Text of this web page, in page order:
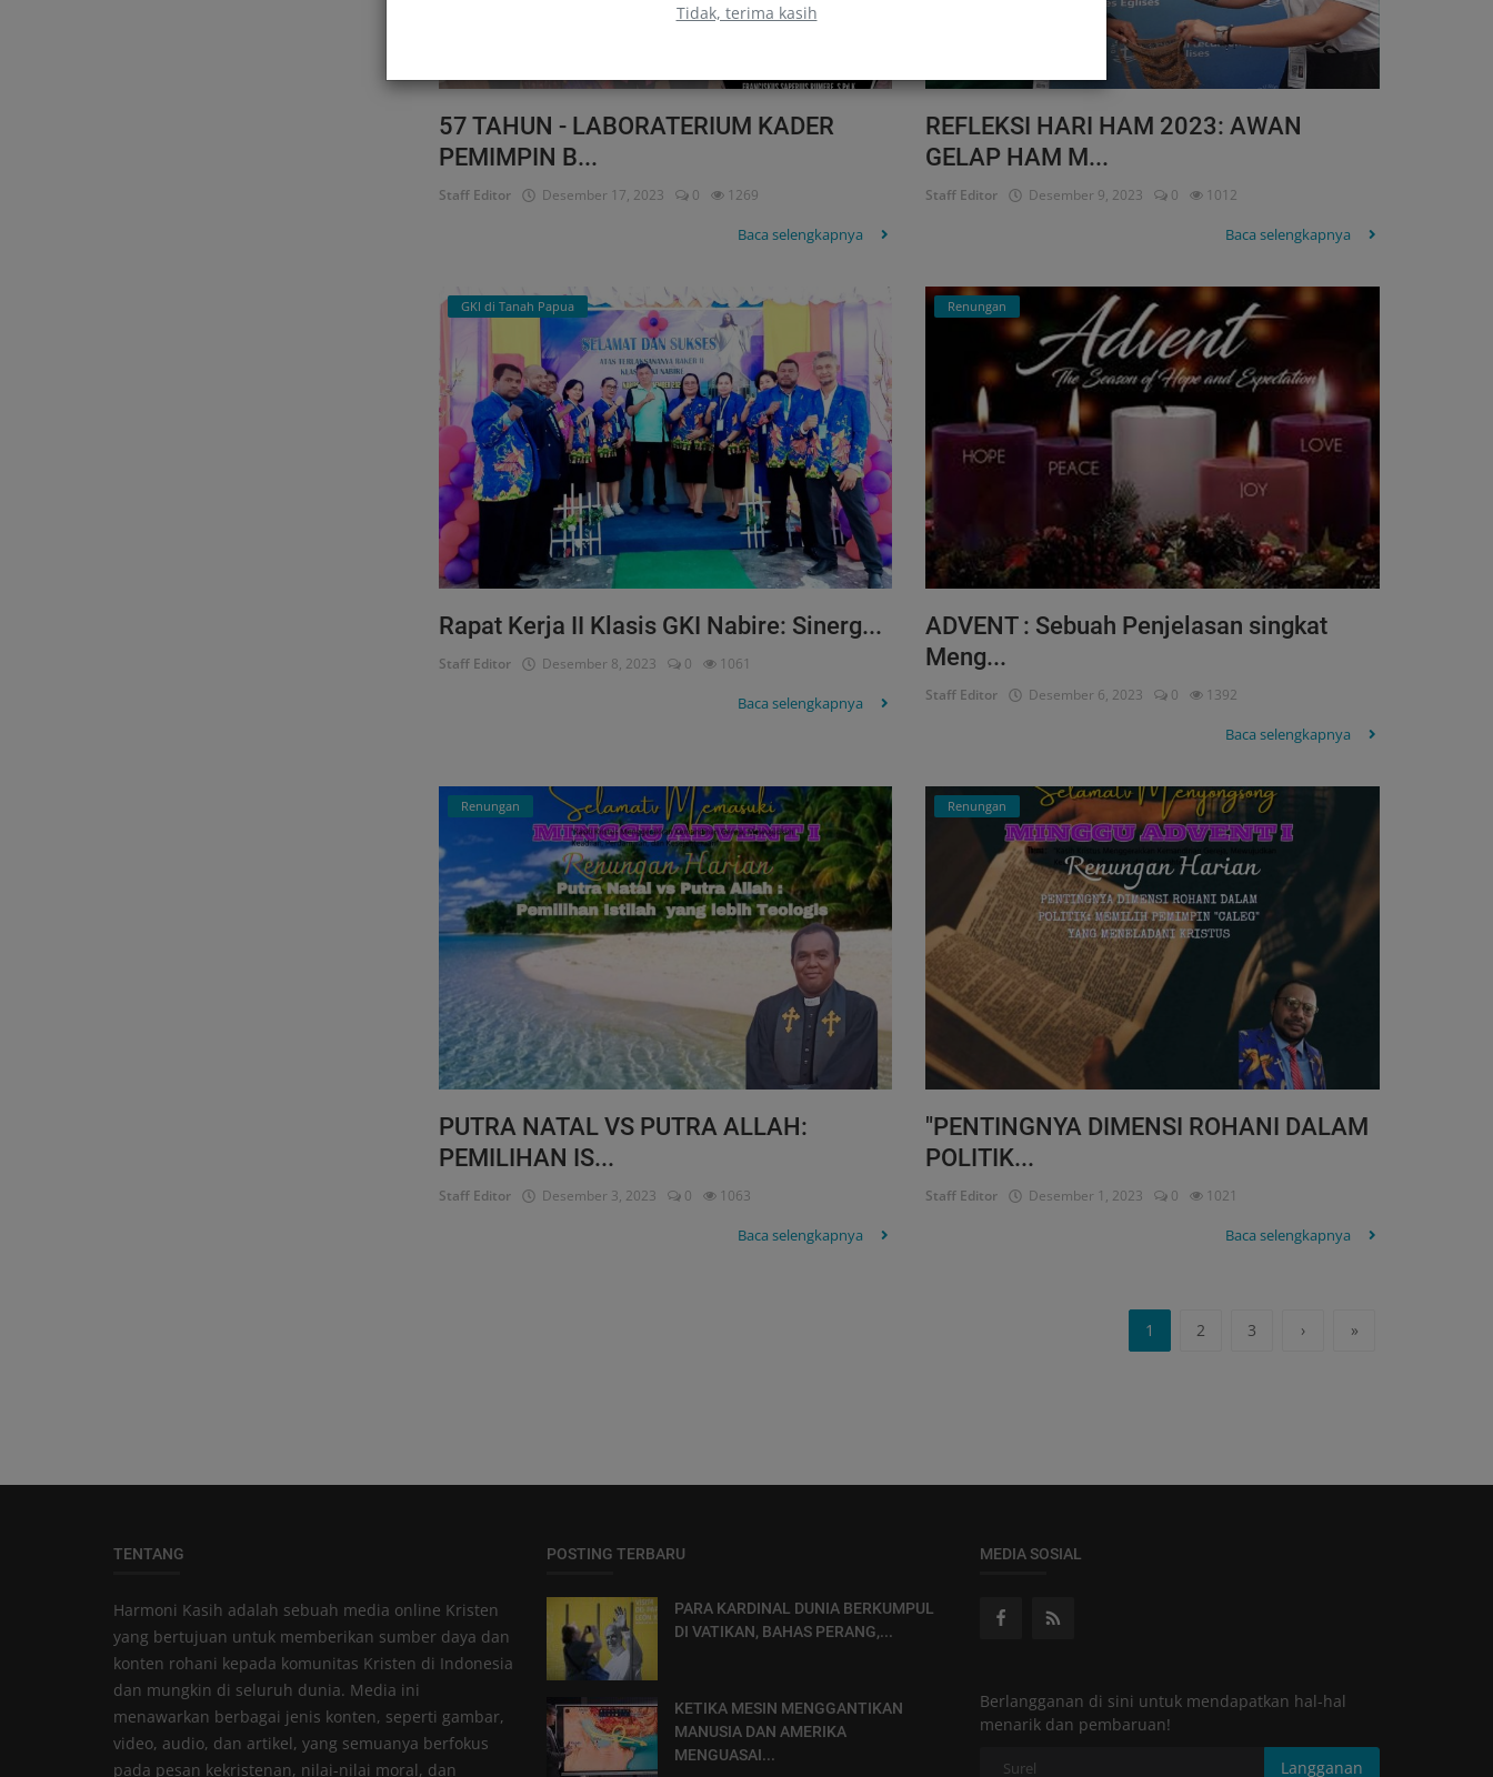
Tidak, terima kasih
57 TAHUN - LABORATERIUM KADER
PEMIMPIN B...
Staff Editor Desember 17, 2023 0 1269
Baca selengkapnya
REFLEKSI HARI HAM 2023: AWAN
GELAP HAM M...
Staff Editor Desember 9, 2023 0 1012
Baca selengkapnya
GKI di Tanah Papua
Rapat Kerja II Klasis GKI Nabire: Sinerg...
Staff Editor Desember 8, 2023 0 1061
Baca selengkapnya
Renungan
ADVENT : Sebuah Penjelasan singkat
Meng...
Staff Editor Desember 6, 2023 0 1392
Baca selengkapnya
Renungan
PUTRA NATAL VS PUTRA ALLAH:
PEMILIHAN IS...
Staff Editor Desember 3, 2023 0 1063
Baca selengkapnya
Renungan
"PENTINGNYA DIMENSI ROHANI DALAM
POLITIK...
Staff Editor Desember 1, 2023 0 1021
Baca selengkapnya
1 2 3 › »
TENTANG
Harmoni Kasih adalah sebuah media online Kristen
yang bertujuan untuk memberikan sumber daya dan
konten rohani kepada komunitas Kristen di Indonesia
dan mungkin di seluruh dunia. Media ini
menawarkan berbagai jenis konten, seperti gambar,
video, audio, dan artikel, yang semuanya berfokus
pada pesan kekristenan, nilai-nilai moral, dan
POSTING TERBARU
PARA KARDINAL DUNIA BERKUMPUL
DI VATIKAN, BAHAS PERANG,...
KETIKA MESIN MENGGANTIKAN
MANUSIA DAN AMERIKA
MENGUASAI...
MEDIA SOSIAL
Berlangganan di sini untuk mendapatkan hal-hal
menarik dan pembaruan!
Langganan